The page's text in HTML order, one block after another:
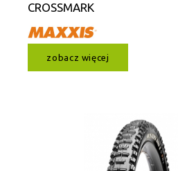
CROSSMARK
zobacz więcej